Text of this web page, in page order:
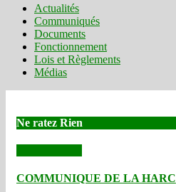
Actualités
Communiqués
Documents
Fonctionnement
Lois et Règlements
Médias
Ne ratez Rien
COMMUNIQUE DE LA HARC